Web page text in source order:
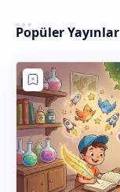
Popüler Yayınlar